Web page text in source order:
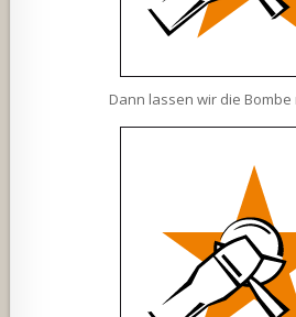
Dann lassen wir die